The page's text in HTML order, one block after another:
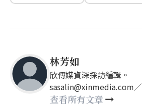
林芳如
欣傳媒資深採訪編輯。
sasalin@xinmedia.com／
happy21917@gmail.com
查看所有文章